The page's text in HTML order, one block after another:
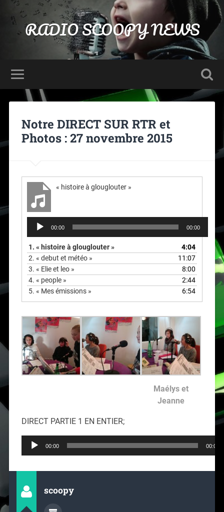
RADIO SCOOPY NEWS
Notre DIRECT SUR RTR et
Photos : 27 novembre 2015
« histoire à glouglouter »
Lecteur
audio
00:00 00:00
1. « histoire à glouglouter »
4:04
2. « debut et météo »
11:07
3. « Elie et leo »
8:00
4. « people »
2:44
5. « Mes émissions » 6:54
Maélys et
Jeanne
DIRECT PARTIE 1 EN ENTIER;
Lecteur
audio
00:00 00:00
scoopy